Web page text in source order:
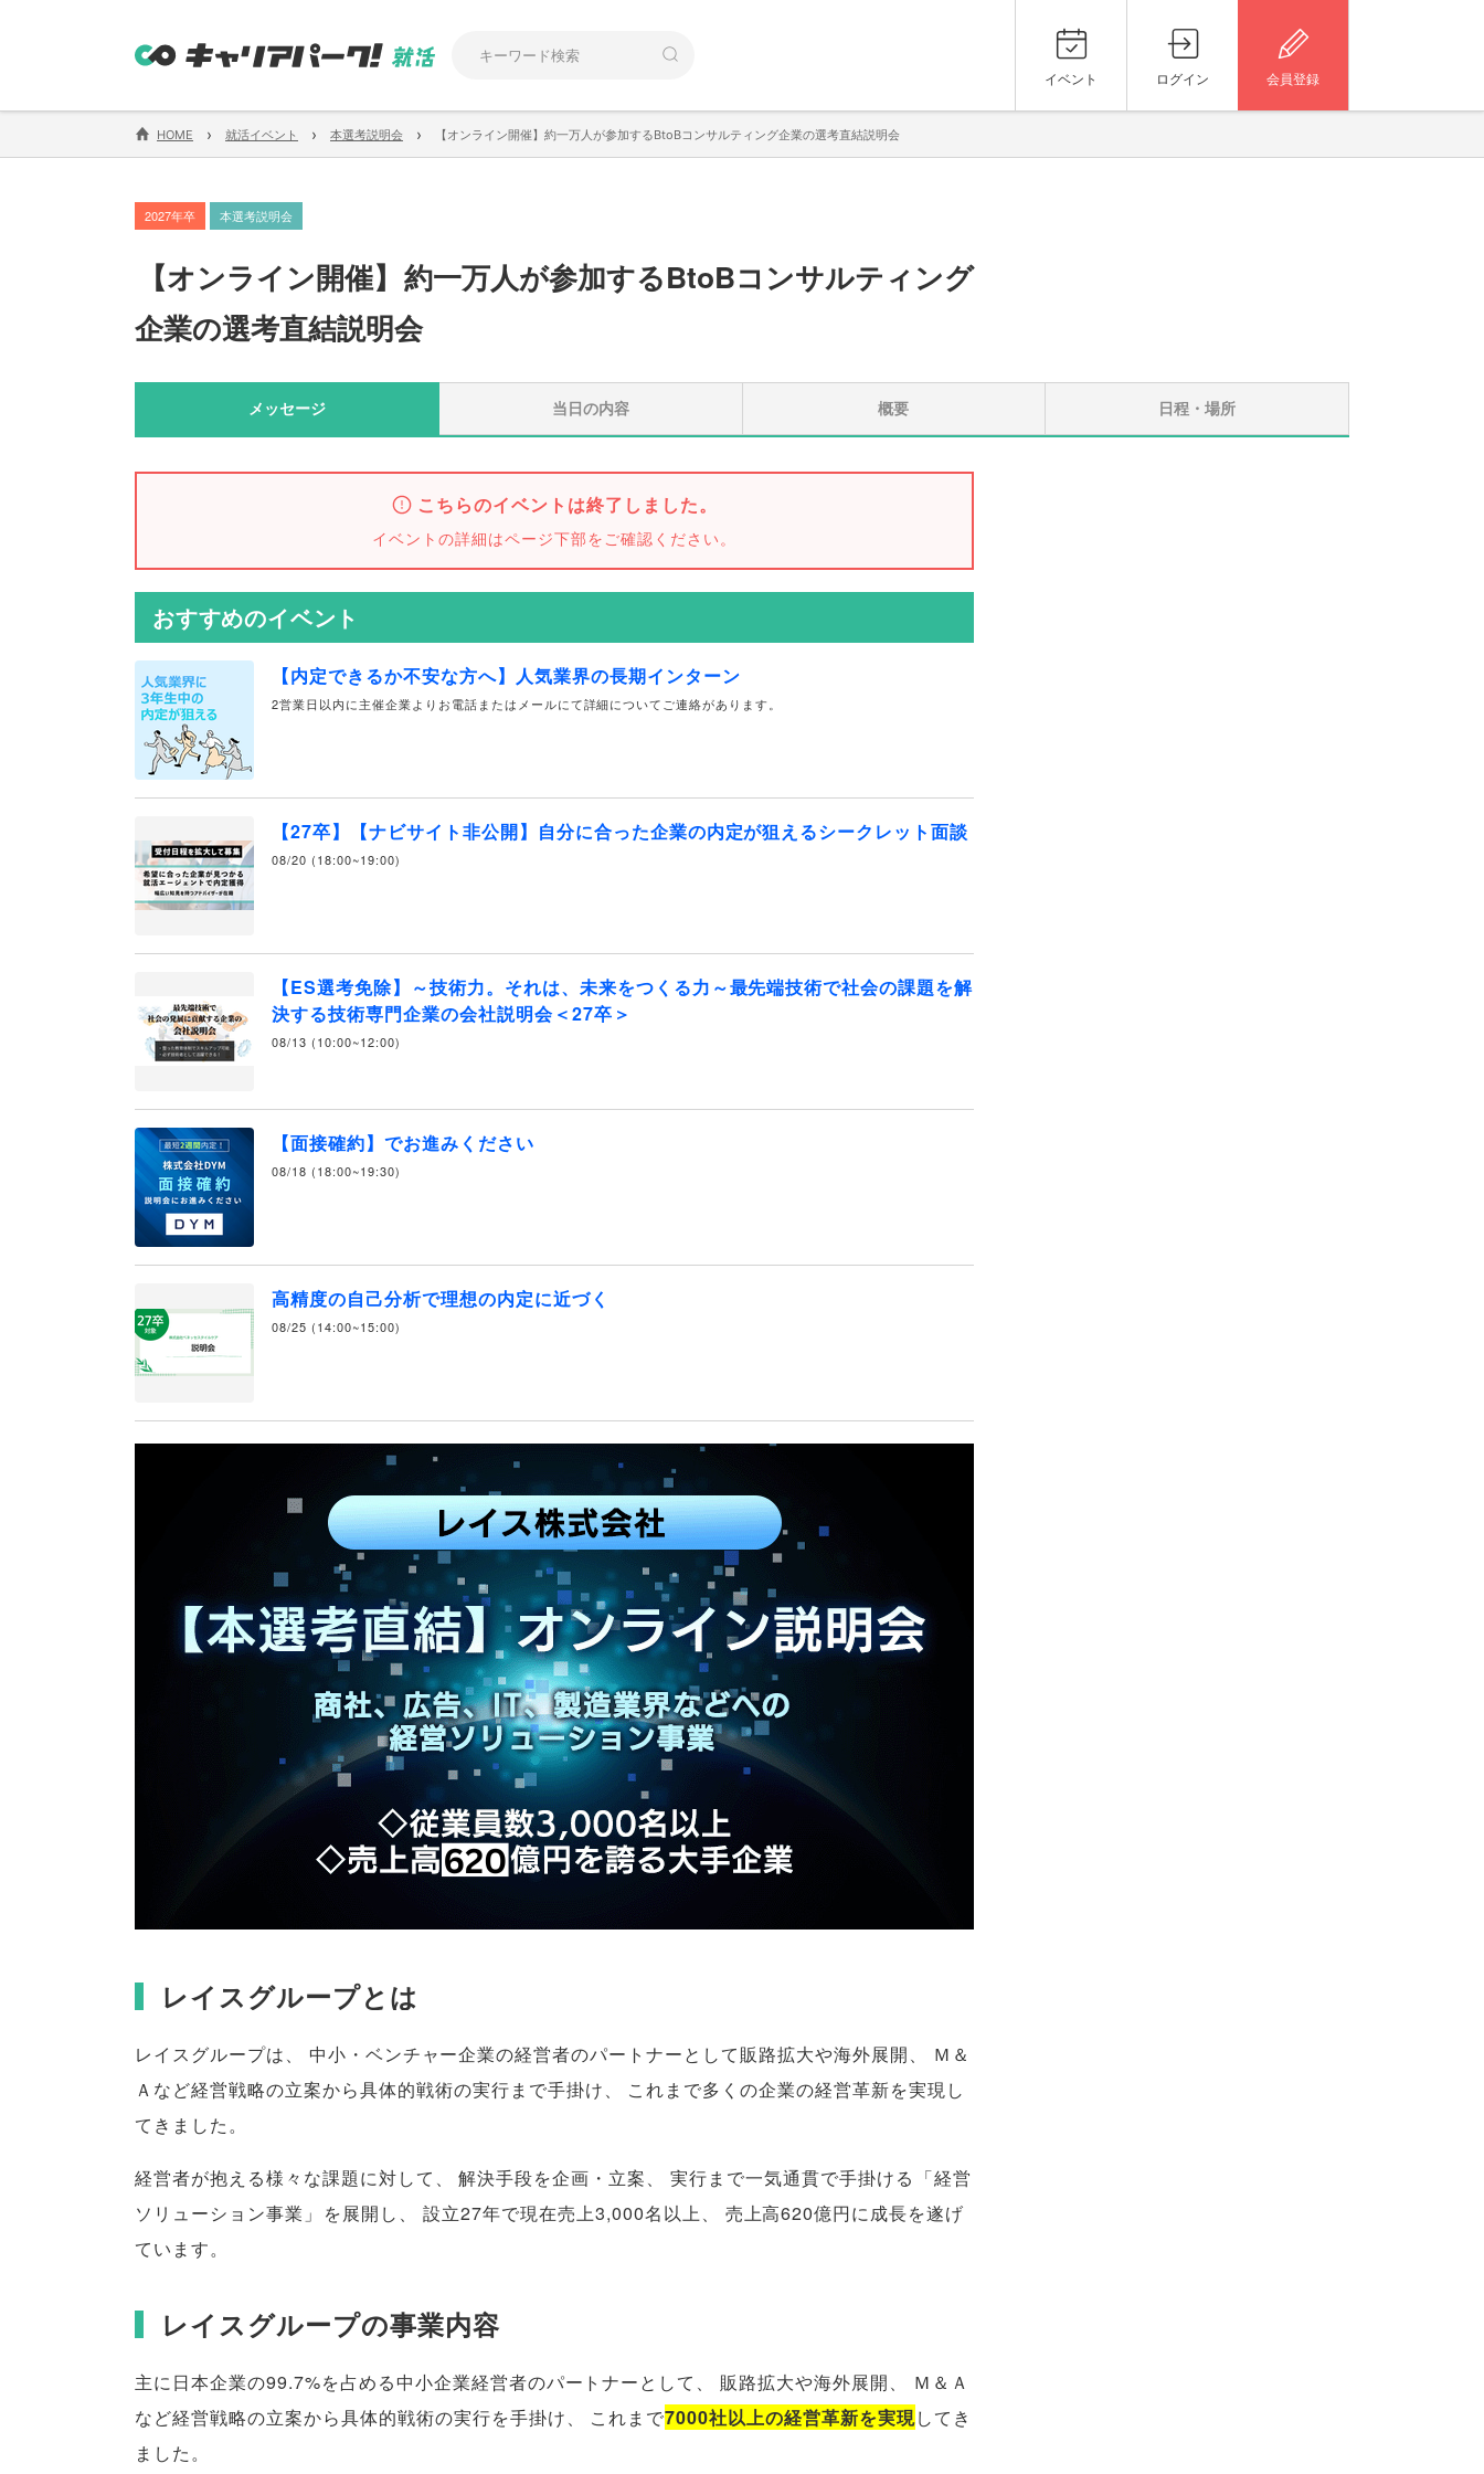
イベント ログイン 会員登録
HOME › 就活イベント › 本選考説明会 › 【オンライン開催】約一万人が参加するBtoBコンサルティング企業の選考直結説明会
2027年卒 本選考説明会
【オンライン開催】 約一万人が参加するBtoBコンサルティング
企業の選考直結説明会
メッセージ 当日の内容 概要 日程・場所
こちらのイベントは終了しました。
イベントの詳細はページ下部をご確認ください。
おすすめのイベント
【内定できるか不安な方へ】人気業界の長期インターン
2営業日以内に主催企業よりお電話またはメールにて詳細についてご連絡があります。
【27卒】【ナビサイト非公開】自分に合った企業の内定が狙えるシークレット面談
08/20 (18:00~19:00)
【ES選考免除】～技術力。それは、未来をつくる力～最先端技術で社会の課題を解
決する技術専門企業の会社説明会＜27卒＞
08/13 (10:00~12:00)
【面接確約】でお進みください
08/18 (18:00~19:30)
高精度の自己分析で理想の内定に近づく
08/25 (14:00~15:00)
レイスグループとは
レイスグループは、 中小・ベンチャー企業の経営者のパートナーとして販路拡大や海外展開、
Ｍ＆
Ａなど経営戦略の立案から具体的戦術の実行まで手掛け、
これまで多くの企業の経営革新を実現し
てきました。
経営者が抱える様々な課題に対して 、 解決手段を企画・立案、 実行まで一気通貫で手掛ける 「経営
ソリューション事業 」 を展開し 、 設立27年で現在売上3,000名以上、
売上高620億円に成長を遂げ
ています。
レイスグループの事業内容
主に日本企業の99.7%を占める中小企業経営者のパートナーとして 、 販路拡大や海外展開、
Ｍ＆Ａ
など経営戦略の立案から具体的戦術の実行を手掛け、 これまで7000社以上の経営革新を実現してき
ました。